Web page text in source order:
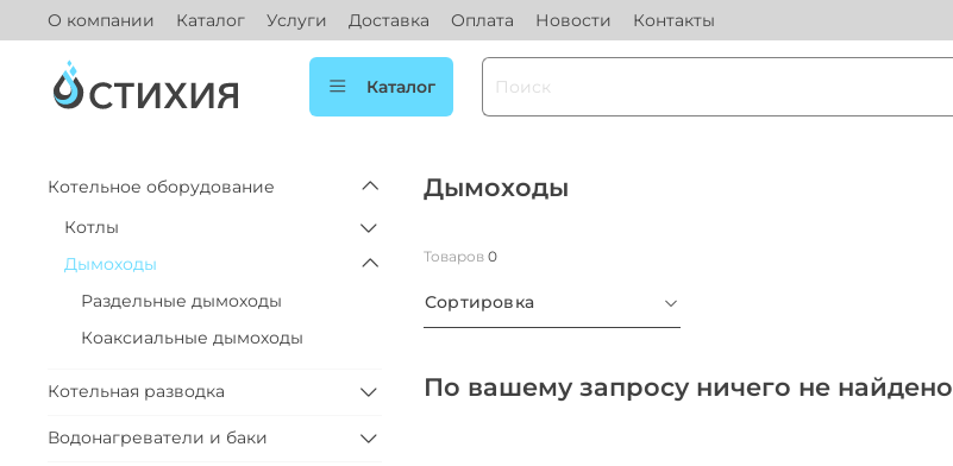
О компании Каталог Услуги Доставка Оплата Новости Контакты
Каталог
Дымоходы
Товаров 0
Сортировка
По вашему запросу ничего не найдено
Котельное оборудование
Котлы
Дымоходы
Раздельные дымоходы
Коаксиальные дымоходы
Котельная разводка
Водонагреватели и баки